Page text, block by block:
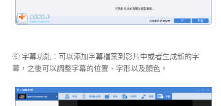
⑥ 字幕功能：可以添加字幕檔案到影片中或者生成新的字
幕，之後可以調整字幕的位置、字形以及顏色。